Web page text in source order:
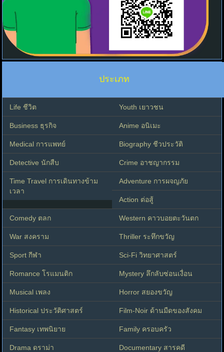
ประเภท
Life ชีวิต Youth เยาวชน
Business ธุรกิจ Anime อนิเมะ
Medical การแพทย์ Biography ชีวประวัติ
Detective นักสืบ Crime อาชญากรรม
Time Travel การเดินทางข้าม
เวลา
Adventure การผจญภัย
Action ต่อสู้
Comedy ตลก Western คาวบอยตะวันตก
War สงคราม Thriller ระทึกขวัญ
Sport กีฬา Sci-Fi วิทยาศาสตร์
Romance โรแมนติก Mystery ลึกลับซ่อนเงื่อน
Musical เพลง Horror สยองขวัญ
Historical ประวัติศาสตร์ Film-Noir ด้านมืดของสังคม
Fantasy เทพนิยาย Family ครอบครัว
Drama ดราม่า Documentary สารคดี